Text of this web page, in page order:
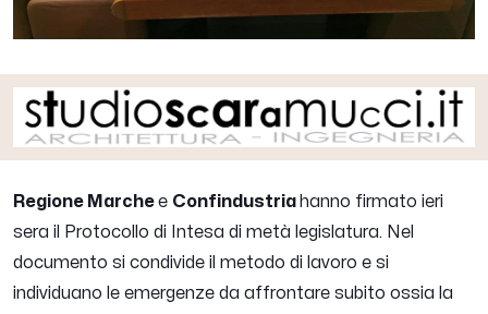
Regione Marchee Confindustria hanno firmato ieri
sera il Protocollo di Intesa di metà legislatura. Nel
documento si condivide il metodo di lavoro e si
individuano le emergenze da affrontare subito ossia la